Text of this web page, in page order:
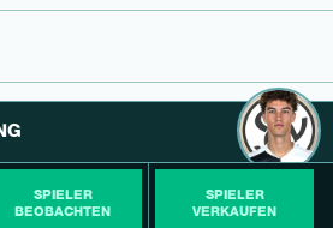
SPIELER
BEOBACHTEN
SPIELER
VERKAUFEN